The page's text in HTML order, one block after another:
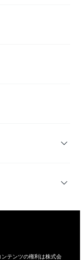
テンツの権利は株式会